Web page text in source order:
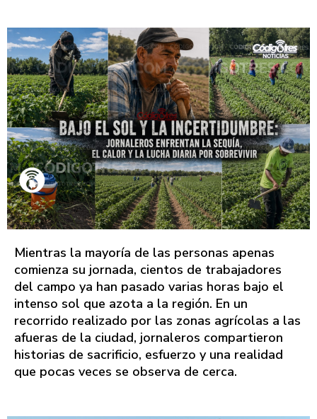
Mientras la mayoría de las personas apenas
comienza su jornada, cientos de trabajadores
del campo ya han pasado varias horas bajo el
intenso sol que azota a la región. En un
recorrido realizado por las zonas agrícolas a las
afueras de la ciudad, jornaleros compartieron
historias de sacrificio, esfuerzo y una realidad
que pocas veces se observa de cerca.